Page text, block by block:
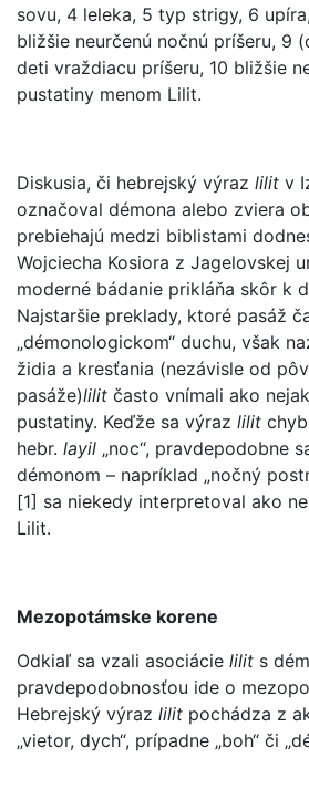
sovu, 4 leleka, 5 typ strigy, 6
bližšie neurčenú nočnú príšeru, 9
deti vraždiacu príšeru, 10 bližšie
pustatiny menom Lilit.
Diskusia, či hebrejský výraz lilit v
označoval démona alebo zviera
prebiehajú medzi biblistami
Wojciecha Kosiora z Jagelovskej
moderné bádanie prikláňa skôr k
Najstaršie preklady, ktoré pasáž
„démonologickom“ duchu, však
židia a kresťania (nezávisle od
pasáže)lilit často vnímali ako
pustatiny. Keďže sa výraz lilit
hebr. layil „noc“, pravdepodobne
démonom – napríklad „nočný
[1] sa niekedy interpretoval ako
Lilit.
Mezopotámske korene
Odkiaľ sa vzali asociácie lilit s
pravdepodobnosťou ide o
Hebrejský výraz lilit pochádza z
„vietor, dych“, prípadne „boh“ či